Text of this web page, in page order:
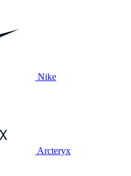
Nike
Arcteryx